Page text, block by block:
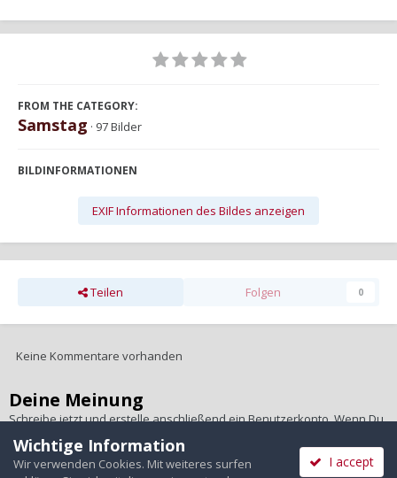
FROM THE CATEGORY:
Samstag · 97 Bilder
BILDINFORMATIONEN
EXIF Informationen des Bildes anzeigen
Teilen Folgen 0
Keine Kommentare vorhanden
Deine Meinung
Schreibe jetzt und erstelle anschließend ein Benutzerkonto. Wenn Du
ein Benutzerkonto hast,
melde Dich bitte an
Benutzernamen zu schreiben.
Wichtige Information
Wir verwenden Cookies. Mit weiteres surfen
I accept